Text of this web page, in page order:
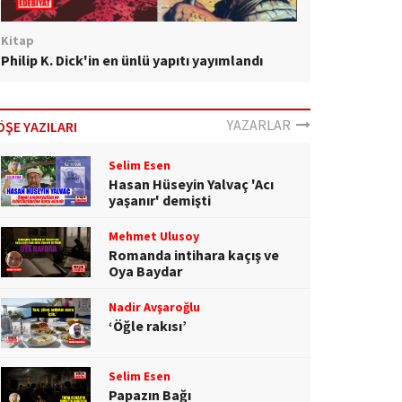
Kitap
Philip K. Dick'in en ünlü yapıtı yayımlandı
YAZILARI YAZARLAR
Selim Esen
Hasan Hüseyin Yalvaç 'Acı
yaşanır' demişti
Mehmet Ulusoy
Romanda intihara kaçış ve
Oya Baydar
Nadir Avşaroğlu
‘Öğle rakısı’
Selim Esen
Papazın Bağı